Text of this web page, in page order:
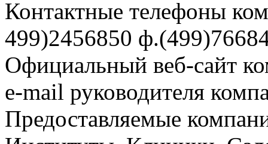
Контактные телефоны
499)2456850
Официальный веб-сайт
e-mail руководителя
Предоставляемые